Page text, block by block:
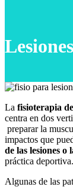
La fisioterapia
centra en dos
preparar la
impactos que
de las lesiones o
práctica deportiva.
Algunas de las